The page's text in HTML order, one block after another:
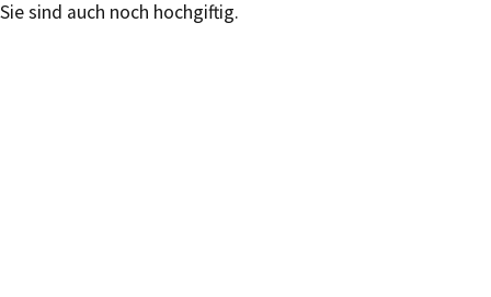
Sie sind auch noch hochgiftig.